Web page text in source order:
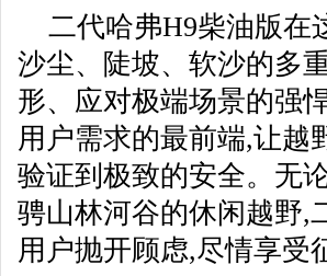
二代哈弗H9柴油版在
沙尘、陡坡、软沙的多
形、应对极端场景的强
用户需求的最前端,让越
验证到极致的安全。无
骋山林河谷的休闲越野,
用户抛开顾虑,尽情享受